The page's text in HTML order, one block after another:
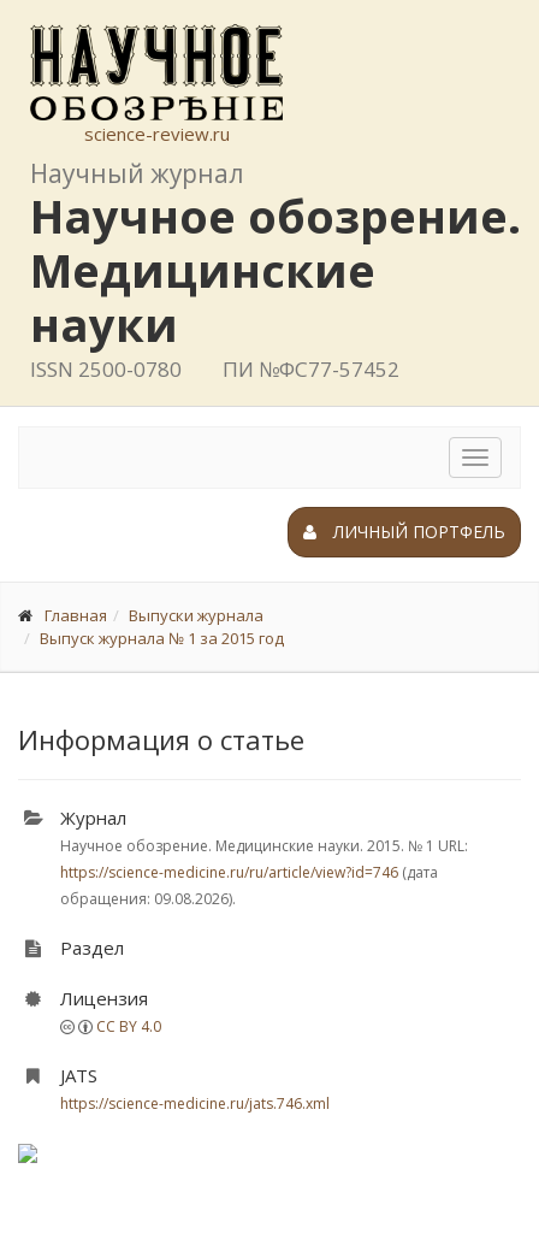
science-review.ru
Научный журнал
Научное обозрение.
Медицинские
науки
ISSN 2500-0780 ПИ №ФС77-57452
Toggle
ЛИЧНЫЙ ПОРТФЕЛЬ
Главная
Выпуски журнала
Выпуск журнала № 1 за 2015 год
Информация о статье
Журнал
Научное обозрение. Медицинские науки. 2015. № 1 URL:
https://science-medicine.ru/ru/article/view?id=746 (дата
обращения: 09.08.2026).
Раздел
Лицензия
CC BY 4.0
JATS
https://science-medicine.ru/jats.746.xml